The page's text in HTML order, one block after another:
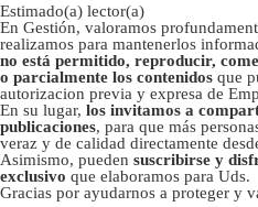
Estimado(a) lector(a)
En Gestión, valoramos
realizamos para mantenerlos
no está permitido, reproducir,
o parcialmente los contenidos que
autorizacion previa y expresa de
En su lugar, los invitamos a
publicaciones, para que más
veraz y de calidad directamente
Asimismo, pueden suscribirse y
exclusivo que elaboramos para Uds.
Gracias por ayudarnos a proteger y